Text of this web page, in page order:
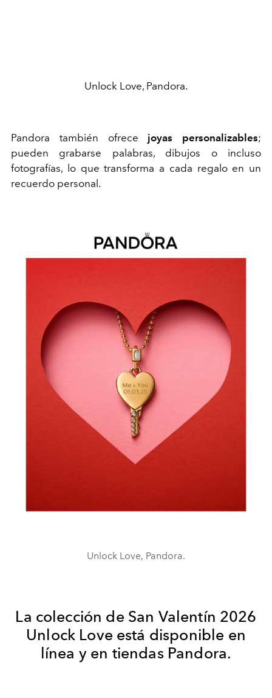
Unlock Love, Pandora.
Pandora también ofrece joyas personalizables;
pueden grabarse palabras, dibujos o incluso
fotografías, lo que transforma a cada regalo en un
recuerdo personal.
Unlock Love, Pandora.
La colección de San Valentín 2026
Unlock Love está disponible en
línea y en tiendas Pandora.